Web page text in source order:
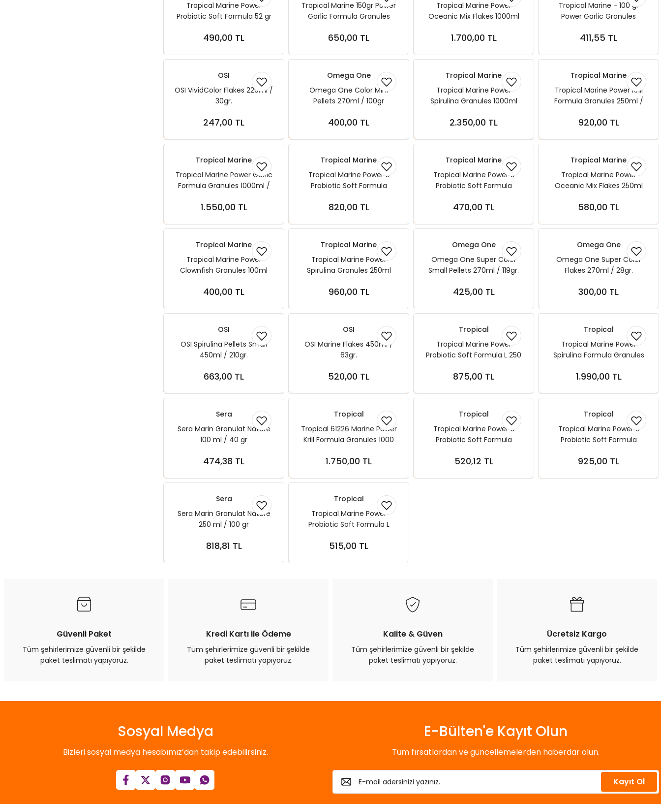
Tropical Marine Power
Probiotic Soft Formula 52 gr
490,00 TL
Sepete Ekle
Tropical Marine 150gr Power
Garlic Formula Granules
650,00 TL
Sepete Ekle
Tropical Marine Power
Oceanic Mix Flakes 1000ml
1.700,00 TL
Sepete Ekle
Tropical Marine - 100 gr
Power Garlic Granules
411,55 TL
Sepete Ekle
OSI
OSI VividColor Flakes 220ml /
30gr.
247,00 TL
Sepete Ekle
Omega One
Omega One Color Mini
Pellets 270ml / 100gr
400,00 TL
Sepete Ekle
Tropical Marine
Tropical Marine Power
Spirulina Granules 1000ml
2.350,00 TL
Sepete Ekle
Tropical Marine
Tropical Marine Power Krill
Formula Granules 250ml /
920,00 TL
Sepete Ekle
Tropical Marine
Tropical Marine Power Garlic
Formula Granules 1000ml /
1.550,00 TL
Sepete Ekle
Tropical Marine
Tropical Marine Power S
Probiotic Soft Formula
820,00 TL
Sepete Ekle
Tropical Marine
Tropical Marine Power S
Probiotic Soft Formula
470,00 TL
Sepete Ekle
Tropical Marine
Tropical Marine Power
Oceanic Mix Flakes 250ml
580,00 TL
Sepete Ekle
Tropical Marine
Tropical Marine Power
Clownfish Granules 100ml
400,00 TL
Sepete Ekle
Tropical Marine
Tropical Marine Power
Spirulina Granules 250ml
960,00 TL
Sepete Ekle
Omega One
Omega One Super Color
Small Pellets 270ml / 119gr.
425,00 TL
Sepete Ekle
Omega One
Omega One Super Color
Flakes 270ml / 28gr.
300,00 TL
Sepete Ekle
OSI
OSI Spirulina Pellets Small
450ml / 210gr.
663,00 TL
Sepete Ekle
OSI
OSI Marine Flakes 450ml /
63gr.
520,00 TL
Sepete Ekle
Tropical
Tropical Marine Power
Probiotic Soft Formula L 250
875,00 TL
Sepete Ekle
Tropical
Tropical Marine Power
Spirulina Formula Granules
1.990,00 TL
Sepete Ekle
Sera
Sera Marin Granulat Nature
100 ml / 40 gr
474,38 TL
Sepete Ekle
Tropical
Tropical 61226 Marine Power
Krill Formula Granules 1000
1.750,00 TL
Sepete Ekle
Tropical
Tropical Marine Power S
Probiotic Soft Formula
520,12 TL
Sepete Ekle
Tropical
Tropical Marine Power S
Probiotic Soft Formula
925,00 TL
Sepete Ekle
Sera
Sera Marin Granulat Nature
250 ml / 100 gr
818,81 TL
Sepete Ekle
Tropical
Tropical Marine Power
Probiotic Soft Formula L
515,00 TL
Sepete Ekle
Güvenli Paket
Tüm şehirlerimize güvenli bir şekilde
paket teslimatı yapıyoruz.
Kredi Kartı ile Ödeme
Tüm şehirlerimize güvenli bir şekilde
paket teslimatı yapıyoruz.
Kalite & Güven
Tüm şehirlerimize güvenli bir şekilde
paket teslimatı yapıyoruz.
Ücretsiz Kargo
Tüm şehirlerimize güvenli bir şekilde
paket teslimatı yapıyoruz.
Sosyal Medya
Bizleri sosyal medya hesabımız’dan takip edebilirsiniz.
E-Bülten'e Kayıt Olun
Tüm fırsatlardan ve güncellemelerden haberdar olun.
Kayıt Ol